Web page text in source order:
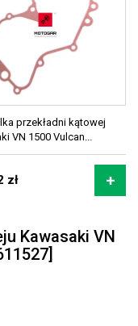
przekładni kątowej
VN 1500 Vulcan...
zł
Kawasaki VN